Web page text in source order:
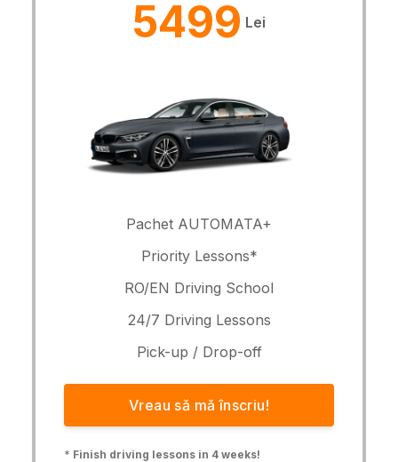
5499 Lei
Pachet AUTOMATA+
Priority Lessons*
RO/EN Driving School
24/7 Driving Lessons
Pick-up / Drop-off
Vreau să mă înscriu!
* Finish driving lessons in 4 weeks!